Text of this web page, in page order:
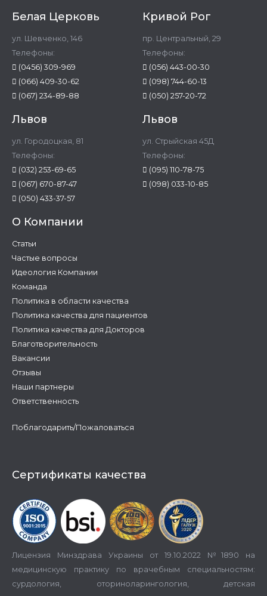
Белая Церковь
ул. Шевченко, 146
Телефоны:
(0456) 309-969
(066) 409-30-62
(067) 234-89-88
Кривой Рог
пр. Центральный, 29
Телефоны:
(056) 443-00-30
(098) 744-60-13
(050) 257-20-72
Львов
ул. Городоцкая, 81
Телефоны:
(032) 253-69-65
(067) 670-87-47
(050) 433-37-57
Львов
ул. Стрыйская 45Д
Телефоны:
(095) 110-78-75
(098) 033-10-85
О Компании
Статьи
Частые вопросы
Идеология Компании
Команда
Политика в области качества
Политика качества для пациентов
Политика качества для Докторов
Благотворительность
Вакансии
Отзывы
Наши партнеры
Ответственность
Поблагодарить/Пожаловаться
Сертификаты качества
Лицензия Минздрава Украины от 19.10.2022 №1890 на
медицинскую практику по врачебным специальностям:
сурдология, оториноларингология, детская